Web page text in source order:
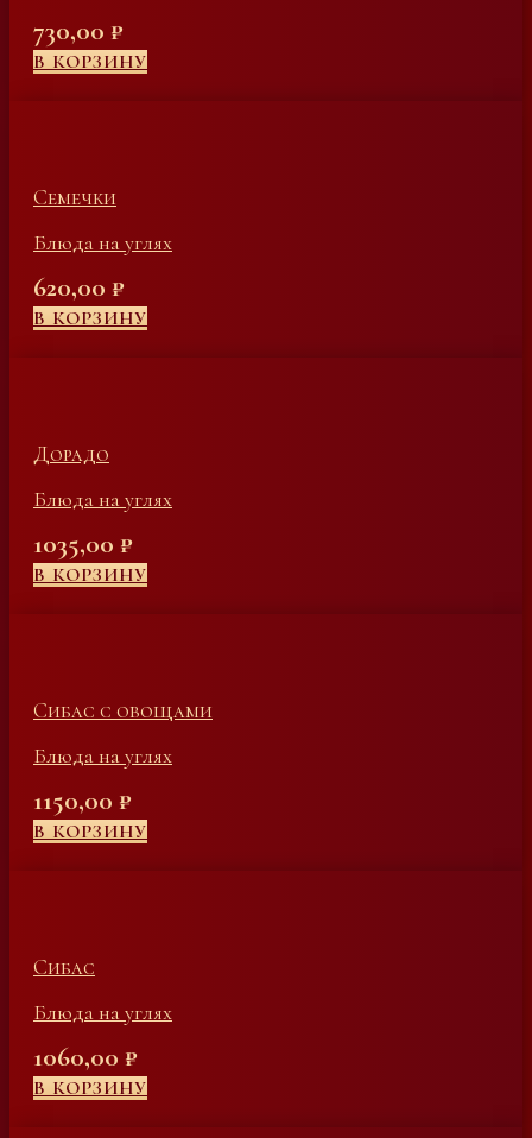
730,00 ₽
В КОРЗИНУ
Семечки
Блюда на углях
620,00 ₽
В КОРЗИНУ
Дорадо
Блюда на углях
1035,00 ₽
В КОРЗИНУ
Сибас с овощами
Блюда на углях
1150,00 ₽
В КОРЗИНУ
Сибас
Блюда на углях
1060,00 ₽
В КОРЗИНУ